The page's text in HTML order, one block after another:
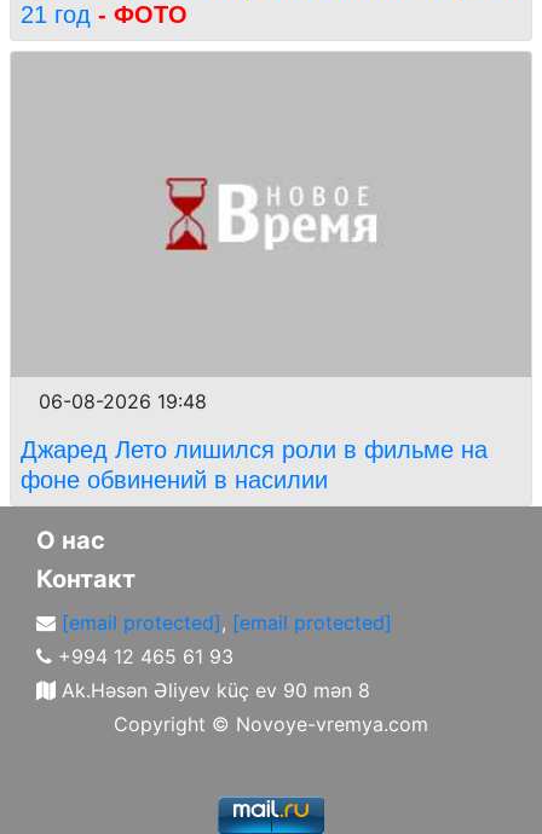
21 год - ФОТО
06-08-2026 19:48
Джаред Лето лишился роли в фильме на
фоне обвинений в насилии
О нас
Контакт
[email protected], [email protected]
+994 12 465 61 93
Ak.Həsən Əliyev küç ev 90 mən 8
Copyright © Novoye-vremya.com